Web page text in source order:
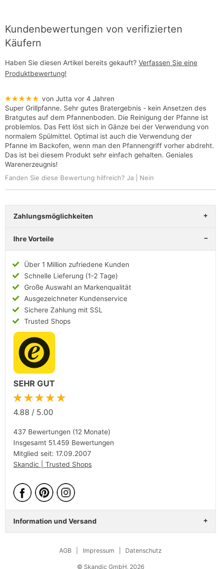
Kundenbewertungen von verifizierten
Käufern
Haben Sie diesen Artikel bereits gekauft? Verfassen Sie eine
Produktbewertung!
★★★★★ von Jutta vor 4 Jahren
Super Grillpfanne. Sehr gutes Bratergebnis - kein Ansetzen des
Bratgutes auf dem Pfannenboden. Die Reinigung der Pfanne ist
problemlos. Das Fett löst sich in Gänze bei der Verwendung von
normalem Spülmittel. Optimal ist auch die Verwendung der
Pfanne im Backofen, wenn man den Pfannengriff vorher abdreht.
Das ist bei diesem Produkt sehr einfach gehalten. Geniales
Warenerzeugnis!
Fanden Sie diese Bewertung hilfreich? Ja Nein
Zahlungsmöglichkeiten
Ihre Vorteile
Über 1 Million zufriedene Kunden
Schnelle Lieferung (1-2 Tage)
Große Auswahl an Markenqualität
Ausgezeichneter Kundenservice
Sichere Zahlung mit SSL
Trusted Shops
SEHR GUT
★★★★★
4.88 / 5.00
437 Bewertungen (12 Monate)
Insgesamt 51.459 Bewertungen
Mitglied seit: 17.09.2007
Skandic | Trusted Shops
Information und Versand
AGB Impressum Datenschutz
© Skandic GmbH, 2026